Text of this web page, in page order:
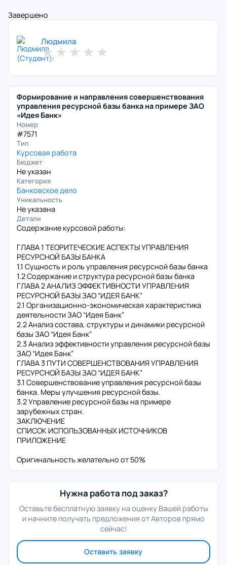
Завершено
Людмила
★ ★ ★ ★ ★
Формирование и направления совершенствования
управления ресурсной базы банка на примере ЗАО
«Идея Банк»
Номер
#7571
Тип
Курсовая работа
Бюджет
Не указан
Категория
Банковское дело
Уникальность
Не указана
Детали
Содержание курсовой работы:
ГЛАВА 1 ТЕОРИТЕЧЕСКИЕ АСПЕКТЫ УПРАВЛЕНИЯ
РЕСУРСНОЙ БАЗЫ БАНКА
1.1 Сущность и роль управления ресурсной базы банка
1.2 Содержание и структура ресурсной базы банка
ГЛАВА 2 АНАЛИЗ ЭФФЕКТИВНОСТИ УПРАВЛЕНИЯ
РЕСУРСНОЙ БАЗЫ ЗАО “ИДЕЯ БАНК”
2.1 Организационно-экономическая характеристика
деятельности ЗАО “Идея Банк”
2.2 Анализ состава, структуры и динамики ресурсной
базы ЗАО “Идея Банк”
2.3 Анализ эффективности управления ресурсной базы
ЗАО “Идея Банк”
ГЛАВА 3 ПУТИ СОВЕРШЕНСТВОВАНИЯ УПРАВЛЕНИЯ
РЕСУРСНОЙ БАЗЫ ЗАО “ИДЕЯ БАНК”
3.1 Совершенствование управления ресурсной базы
банка. Меры улучшения ресурсной базы.
3.2 Управление ресурсной базы на примере
зарубежных стран.
ЗАКЛЮЧЕНИЕ
СПИСОК ИСПОЛЬЗОВАННЫХ ИСТОЧНИКОВ
ПРИЛОЖЕНИЕ
Оригинальность желательно от 50%
Нужна работа под заказ?
Оставьте бесплатную заявку на оценку Вашей работы
и начните получать предложения от Авторов прямо
сейчас!
Оставить заявку